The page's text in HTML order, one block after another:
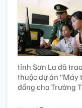
tỉnh Sơn La đã
thuộc dự án “Máy
đồng cho Trường